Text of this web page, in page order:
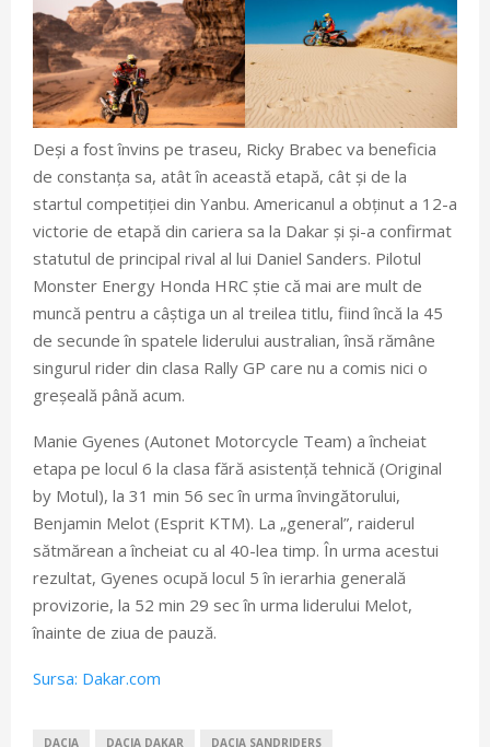
Deși a fost învins pe traseu, Ricky Brabec va beneficia
de constanța sa, atât în această etapă, cât și de la
startul competiției din Yanbu. Americanul a obținut a 12-a
victorie de etapă din cariera sa la Dakar și și-a confirmat
statutul de principal rival al lui Daniel Sanders. Pilotul
Monster Energy Honda HRC știe că mai are mult de
muncă pentru a câștiga un al treilea titlu, fiind încă la 45
de secunde în spatele liderului australian, însă rămâne
singurul rider din clasa Rally GP care nu a comis nici o
greșeală până acum.
Manie Gyenes (Autonet Motorcycle Team) a încheiat
etapa pe locul 6 la clasa fără asistență tehnică (Original
by Motul), la 31 min 56 sec în urma învingătorului,
Benjamin Melot (Esprit KTM). La „general”, raiderul
sătmărean a încheiat cu al 40-lea timp. În urma acestui
rezultat, Gyenes ocupă locul 5 în ierarhia generală
provizorie, la 52 min 29 sec în urma liderului Melot,
înainte de ziua de pauză.
Sursa: Dakar.com
DACIA DACIA DAKAR DACIA SANDRIDERS